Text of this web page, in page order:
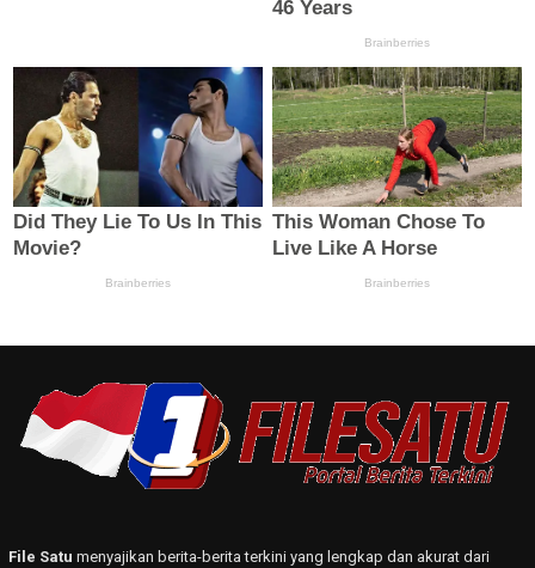
File Satu menyajikan berita-berita terkini yang lengkap dan akurat dari